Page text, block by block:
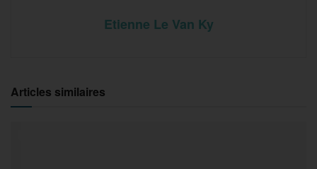
Etienne Le Van Ky
Articles similaires